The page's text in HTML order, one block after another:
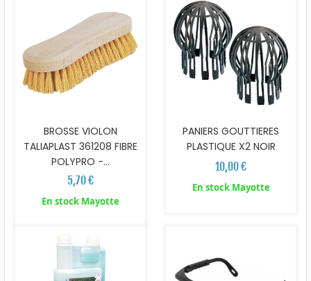
BROSSE VIOLON
TALIAPLAST 361208 FIBRE
POLYPRO -...
5,70 €
En stock Mayotte
PANIERS GOUTTIERES
PLASTIQUE X2 NOIR
10,00 €
En stock Mayotte